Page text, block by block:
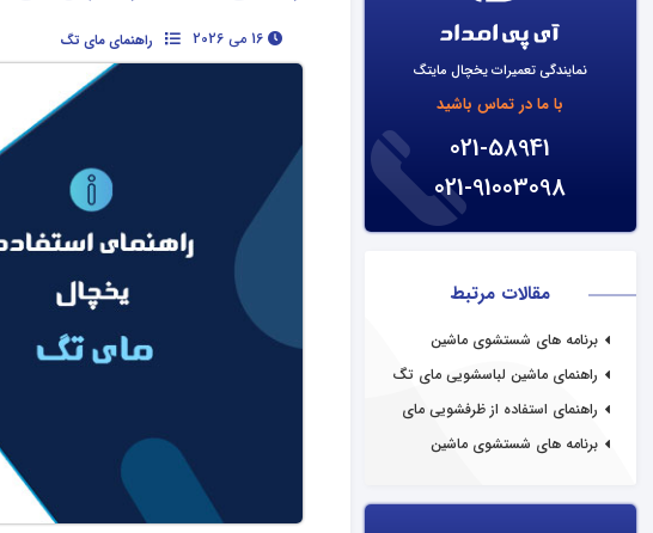
نمایندگی تعمیرات یخچال مایتگ
با ما در تماس باشید
021-58941
021-91003098
مقالات مرتبط
برنامه های شستشوی ماشین
راهنمای ماشین لباسشویی مای تگ
راهنمای استفاده از ظرفشویی مای
برنامه های شستشوی ماشین
16 می 2026 راهنمای مای تگ